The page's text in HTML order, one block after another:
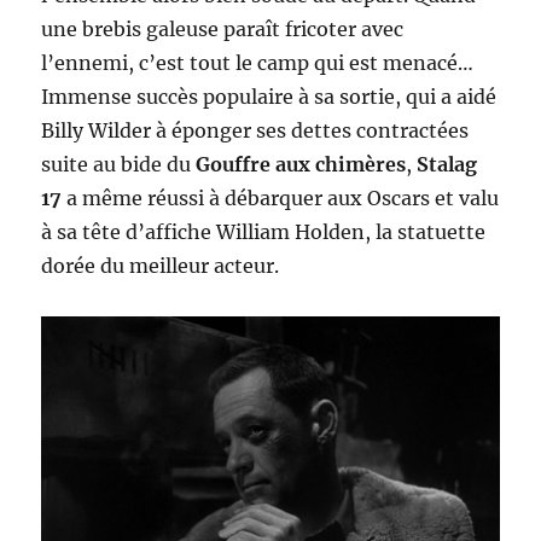
une brebis galeuse paraît fricoter avec
l’ennemi, c’est tout le camp qui est menacé…
Immense succès populaire à sa sortie, qui a aidé
Billy Wilder à éponger ses dettes contractées
suite au bide duGouffre aux chimères, Stalag
17 a même réussi à débarquer aux Oscars et valu
à sa tête d’affiche William Holden, la statuette
dorée du meilleur acteur.